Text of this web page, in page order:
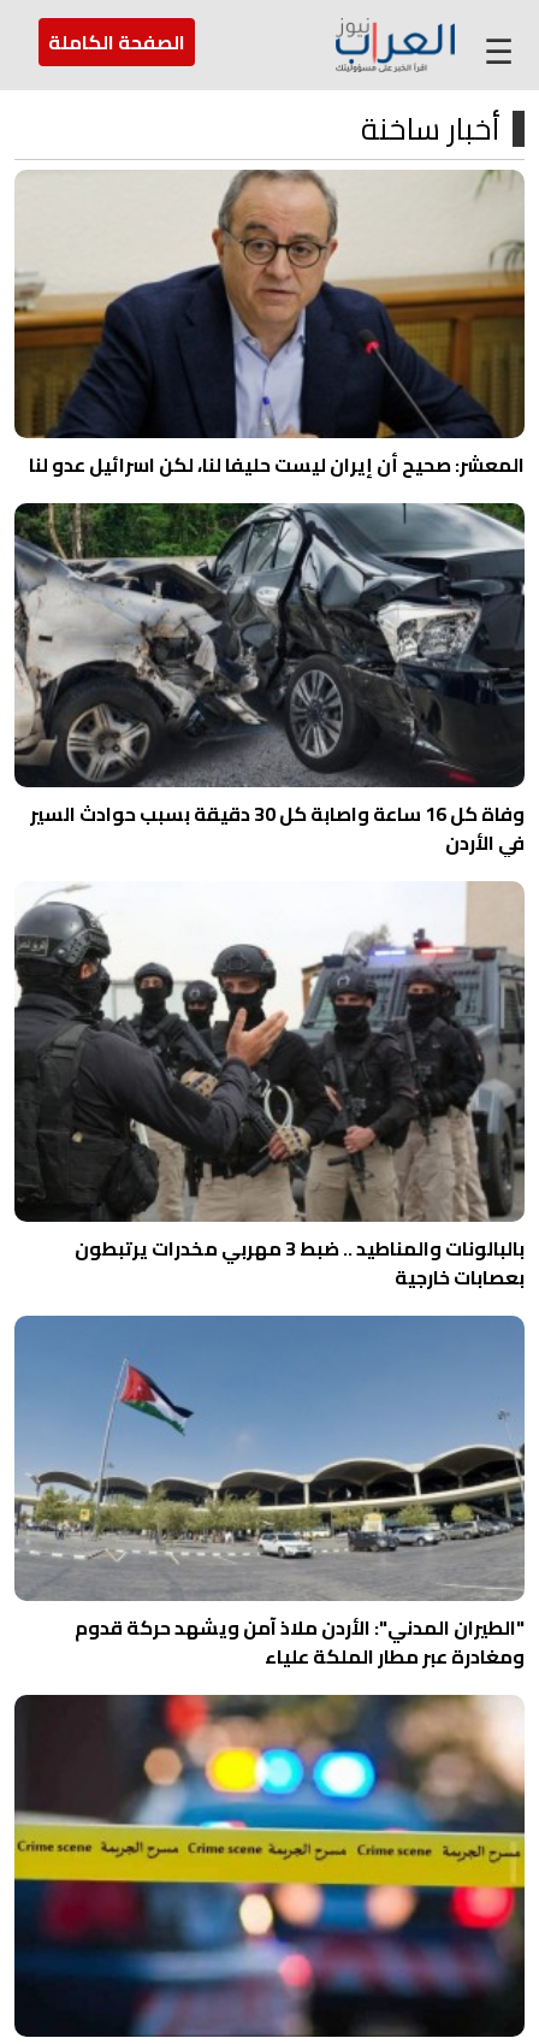
عن العراب ارسل لنا ☰ الصفحة الكاملة
أخبار ساخنة
المعشر: صحيح أن إيران ليست حليفا لنا، لكن اسرائيل عدو لنا
وفاة كل 16 ساعة واصابة كل 30 دقيقة بسبب حوادث السير
في الأردن
بالبالونات والمناطيد .. ضبط 3 مهربي مخدرات يرتبطون
بعصابات خارجية
"الطيران المدني": الأردن ملاذ آمن ويشهد حركة قدوم
ومغادرة عبر مطار الملكة علياء